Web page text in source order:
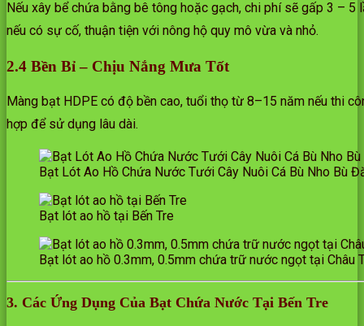
Nếu xây bể chứa bằng bê tông hoặc gạch, chi phí sẽ gấp 3 –
nếu có sự cố, thuận tiện với nông hộ quy mô vừa và nhỏ.
2.4 Bền Bỉ – Chịu Nắng Mưa Tốt
Màng bạt HDPE có độ bền cao, tuổi thọ từ 8–15 năm nếu thi
hợp để sử dụng lâu dài.
Bạt Lót Ao Hồ Chứa Nước Tưới Cây Nuôi Cá Bù Nho Bù
Bạt lót ao hồ tại Bến Tre
Bạt lót ao hồ 0.3mm, 0.5mm chứa trữ nước ngọt tại Châu
3. Các Ứng Dụng Của Bạt Chứa Nước Tại Bến Tre